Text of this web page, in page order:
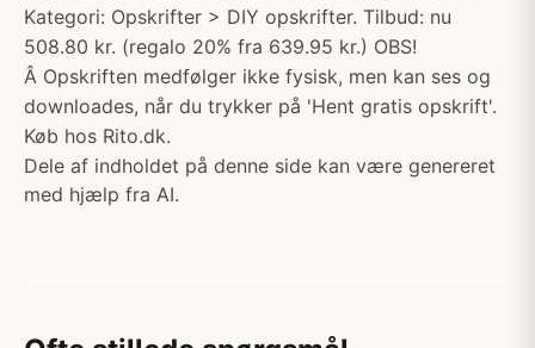
Kategori: Opskrifter > DIY opskrifter. Tilbud: nu
508.80 kr. (regalo 20% fra 639.95 kr.) OBS!
Â Opskriften medfølger ikke fysisk, men kan ses og
downloades, når du trykker på 'Hent gratis opskrift'.
Køb hos Rito.dk.
Dele af indholdet på denne side kan være genereret
med hjælp fra AI.